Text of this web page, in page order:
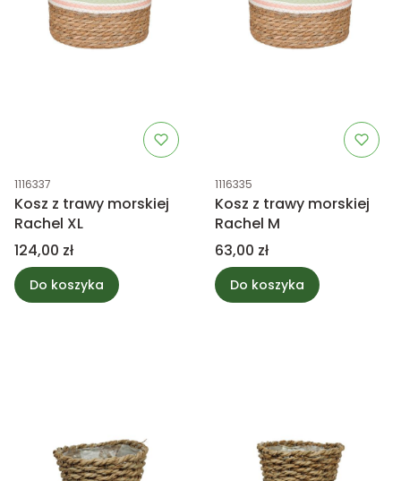
Kod produktu
1116337
Kosz z trawy morskiej
Rachel XL
Cena
124,00 zł
Do koszyka
Kod produktu
1116335
Kosz z trawy morskiej
Rachel M
Cena
63,00 zł
Do koszyka